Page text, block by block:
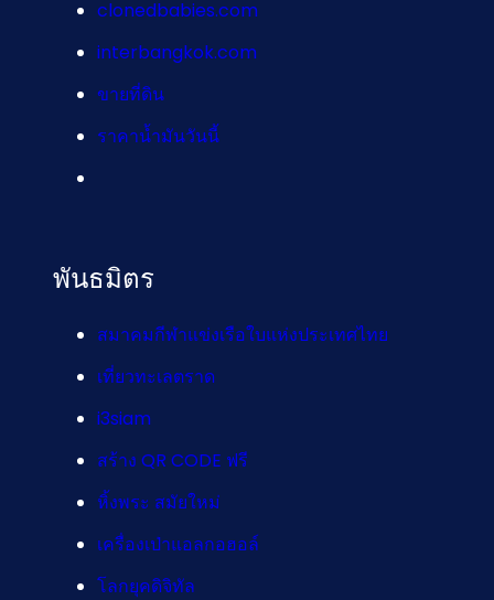
clonedbabies.com
interbangkok.com
ขายที่ดิน
ราคาน้ำมันวันนี้
พันธมิตร
สมาคมกีฬาแข่งเรือใบแห่งประเทศไทย
เที่ยวทะเลตราด
i3siam
สร้าง QR CODE ฟรี
หิ้งพระ สมัยใหม่
เครื่องเป่าแอลกอฮอล์
โลกยุคดิจิทัล